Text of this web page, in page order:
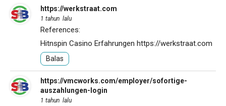
https://werkstraat.com
1 tahun lalu
References:
Hitnspin Casino Erfahrungen https://werkstraat.com
Balas
https://vmcworks.com/employer/sofortige-
auszahlungen-login
1 tahun lalu